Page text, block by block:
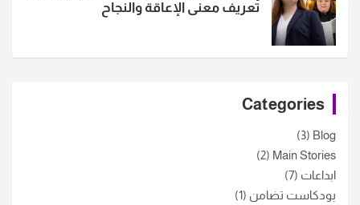
تعريف معنى الإعاقة والنجاح
Categories
Blog
(3)
Main Stories
(2)
ابداعات (7)
بودكاست تضامن (1)